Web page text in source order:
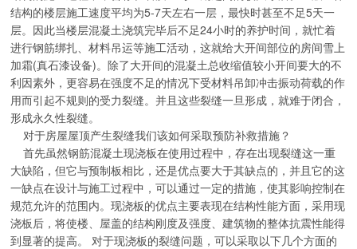
结构的楼层施工速度平均为5-7天左右一层，最快时甚至不足5天一
层。因此当楼层混凝土浇筑完毕后不足24小时的养护时间，就忙着
进行钢筋绑扎、材料吊运等施工活动，这就给大开间部位的房间雪上
加霜(真石漆设备)。除了大开间的混凝土总收缩值较小开间要大的不
利因素外，更容易在强度不足的情况下受材料吊卸冲击振动荷载的作
用而引起不规则的受力裂缝。并且这些裂缝一旦形成，就难于闭合，
形成永久性裂缝。
对于房屋屋顶产生裂缝我们该如何采取预防补救措施？
首先虽然钢筋混凝土现浇板在使用过程中，存在出现裂缝这一重
大缺陷，但它与预制板相比，还是优点要大于其缺点的，并且它的这
一缺点在设计与施工过程中，可以通过一定的措施，使其影响控制在
规范允许的范围内。现浇板的优点主要表现在结构性能方面，采用现
浇板后，将使楼、屋盖的结构刚度及强度、建筑物的整体抗震性能得
到显著的提高。 对于现浇板的裂缝问题，可以采取以下几个方面的